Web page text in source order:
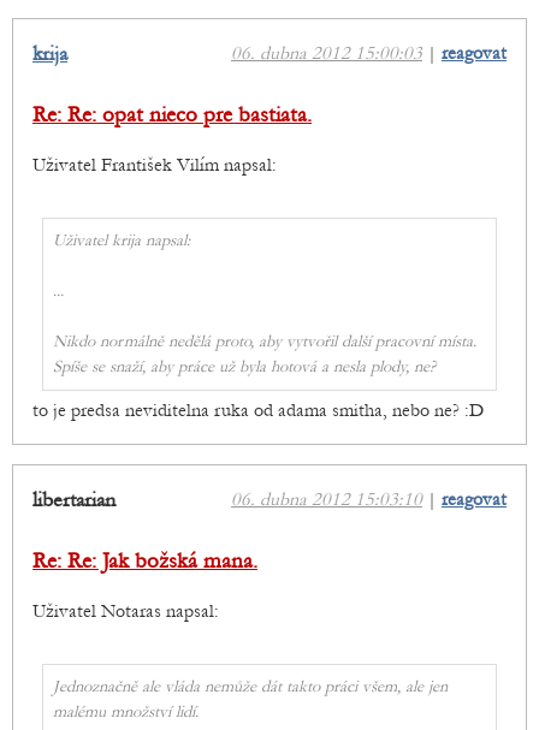
06. dubna 2012 15:00:03 | reagovat
krija
Re: Re: opat nieco pre bastiata.
Uživatel František Vilím napsal:
Uživatel krija napsal:
...
Nikdo normálně nedělá proto, aby vytvořil další pracovní místa.
Spíše se snaží, aby práce už byla hotová a nesla plody, ne?
to je predsa neviditelna ruka od adama smitha, nebo ne? :D
06. dubna 2012 15:03:10| reagovat
libertarian
Re: Re: Jak božská mana.
Uživatel Notaras napsal:
Jednoznačně ale vláda nemůže dát takto práci všem, ale jen
malému množství lidí.